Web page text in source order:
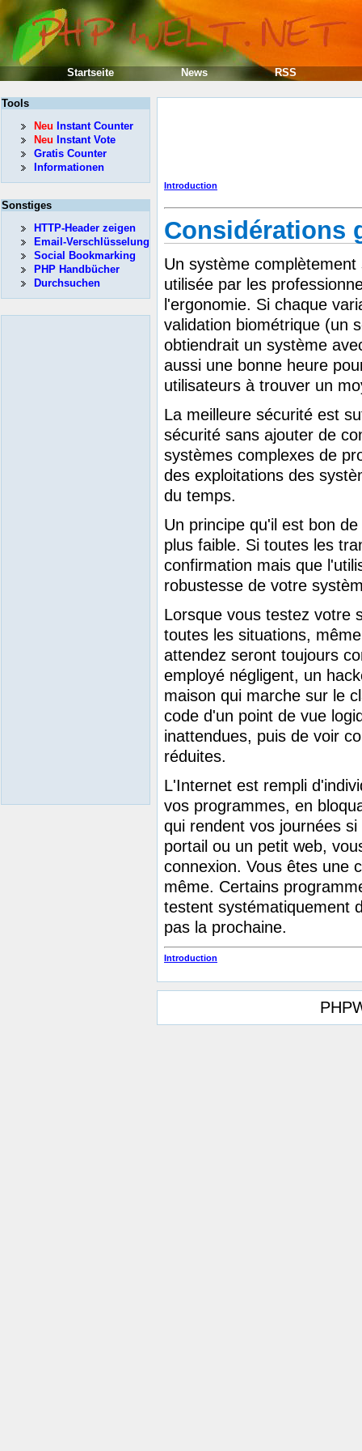
Introduction
Considérations
Un système
utilisée par les
l'ergonomie. Si chaque
validation biométrique (un
obtiendrait un système
aussi une bonne heure
utilisateurs à trouver un
La meilleure sécurité est
sécurité sans ajouter de
systèmes complexes de
des exploitations des
du temps.
Un principe qu'il est bon
plus faible. Si toutes les
confirmation mais que
robustesse de votre
Lorsque vous testez votre
toutes les situations,
attendez seront toujours
employé négligent, un
maison qui marche sur le
code d'un point de vue
inattendues, puis de voir
réduites.
L'Internet est rempli
vos programmes, en
qui rendent vos journées
portail ou un petit web,
connexion. Vous êtes une
même. Certains
testent systématiquement
pas la prochaine.
Introduction
Tools
Neu Instant Counter
Neu Instant Vote
Gratis Counter
Informationen
Sonstiges
HTTP-Header zeigen
Email-Verschlüsselung
Social Bookmarking
PHP Handbücher
Durchsuchen
Startseite News RSS